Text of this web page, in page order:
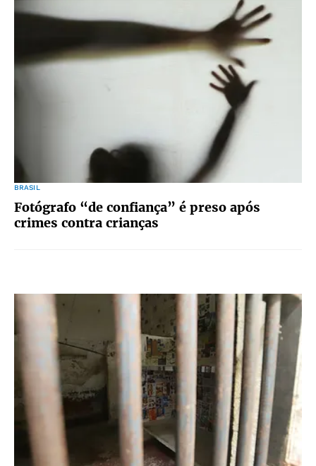
BRASIL
Fotógrafo “de confiança” é preso após
crimes contra crianças